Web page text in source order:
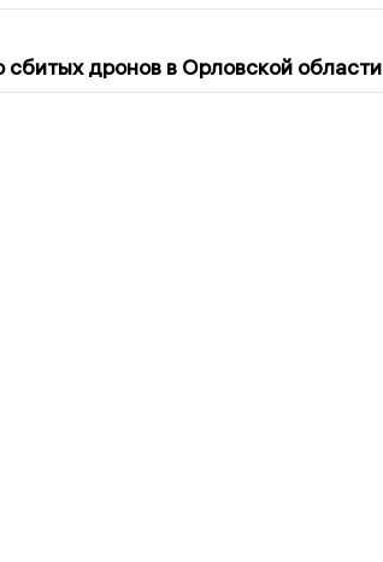
сбитых дронов в Орловской области